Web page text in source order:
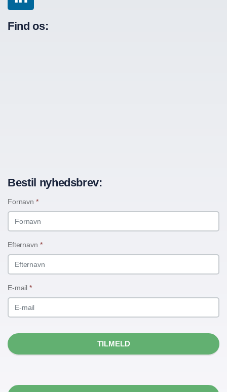
Find os:
Bestil nyhedsbrev:
Fornavn *
Efternavn *
E-mail *
TILMELD